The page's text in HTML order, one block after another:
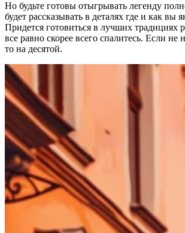
Но будьте готовы отыгрывать легенду
будет рассказывать в деталях где и как вы
Придется готовиться в лучших традициях
все равно скорее всего спалитесь. Если не
то на десятой.